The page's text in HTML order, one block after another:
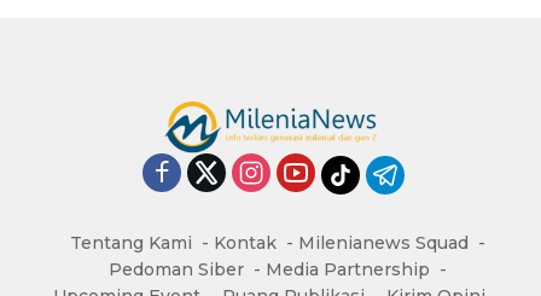
Tentang Kami Kontak
Milenianews Squad
Pedoman Siber
Media Partnership